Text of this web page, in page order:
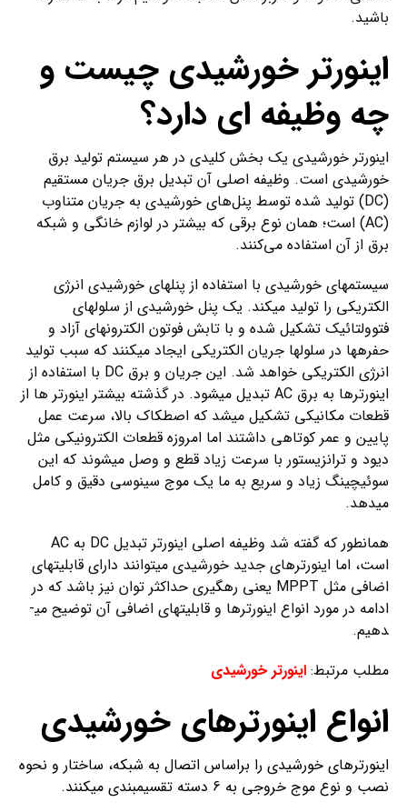
باشید.
اینورتر خورشیدی چیست و
چه وظیفه ­ای دارد؟
اینورتر خورشیدی یک بخش کلیدی در هر سیستم تولید برق
خورشیدی است. وظیفه اصلی آن تبدیل برق جریان مستقیم
(DC) تولید شده توسط پنل‌های خورشیدی به جریان متناوب
(AC) است؛ همان نوع برقی که بیشتر در لوازم خانگی و شبکه
برق از آن استفاده می‌کنند.
سیستم­های خورشیدی با استفاده از پنل­های خورشیدی انرژی
الکتریکی را تولید می­کند. یک پنل خورشیدی از سلول­های
فتوولتائیک تشکیل شده و با تابش فوتون الکترون­های آزاد و
حفره­ها در سلول­ها جریان الکتریکی ایجاد می­کنند که سبب تولید
انرژی الکتریکی خواهد شد. این جریان و برق DC با استفاده از
اینورترها به برق AC تبدیل می­شود. در گذشته بیشتر اینورتر ها از
قطعات مکانیکی تشکیل می­شد که اصطکاک بالا، سرعت عمل
پایین و عمر کوتاهی داشتند اما امروزه قطعات الکترونیکی مثل
دیود و ترانزیستور با سرعت زیاد قطع و وصل می­شوند که این
سوئیچینگ زیاد و سریع به ما یک موج سینوسی دقیق و کامل
می­دهد.
همان­طور که گفته شد وظیفه اصلی اینورتر تبدیل DC به AC
است، اما اینورتر­های جدید خورشیدی می­توانند دارای قابلیت­های
اضافی مثل MPPT یعنی رهگیری حداکثر توان نیز باشد که در
ادامه در مورد انواع اینورتر­ها و قابلیت­های اضافی آن توضیح می­
دهیم.
مطلب مرتبط: اینورتر خورشیدی
انواع اینورتر­های خورشیدی
اینورتر­های خورشیدی را براساس اتصال به شبکه، ساختار و نحوه
نصب و نوع موج خروجی به 6 دسته تقسیم­بندی می­کنند.